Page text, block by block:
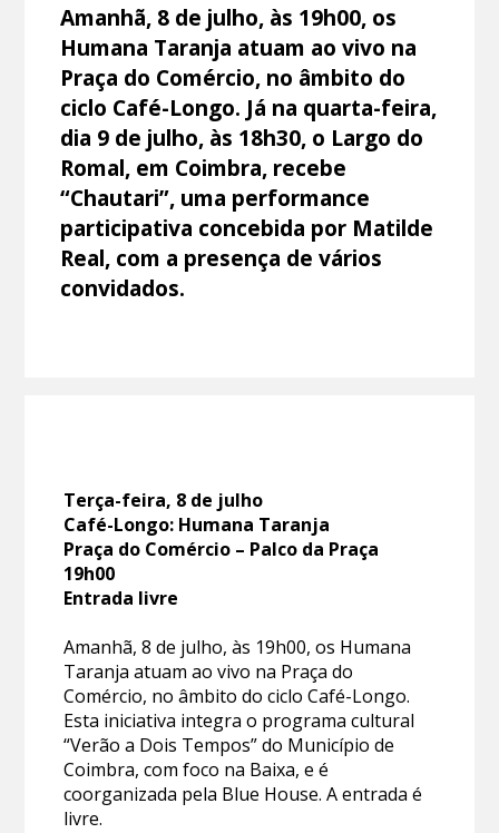
Amanhã, 8 de julho, às 19h00, os
Humana Taranja atuam ao vivo na
Praça do Comércio, no âmbito do
ciclo Café-Longo. Já na quarta-feira,
dia 9 de julho, às 18h30, o Largo do
Romal, em Coimbra, recebe
“Chautari”, uma performance
participativa concebida por Matilde
Real, com a presença de vários
convidados.
Terça-feira, 8 de julho
Café-Longo: Humana Taranja
Praça do Comércio – Palco da Praça
19h00
Entrada livre
Amanhã, 8 de julho, às 19h00, os Humana
Taranja atuam ao vivo na Praça do
Comércio, no âmbito do ciclo Café-Longo.
Esta iniciativa integra o programa cultural
“Verão a Dois Tempos” do Município de
Coimbra, com foco na Baixa, e é
coorganizada pela Blue House. A entrada é
livre.